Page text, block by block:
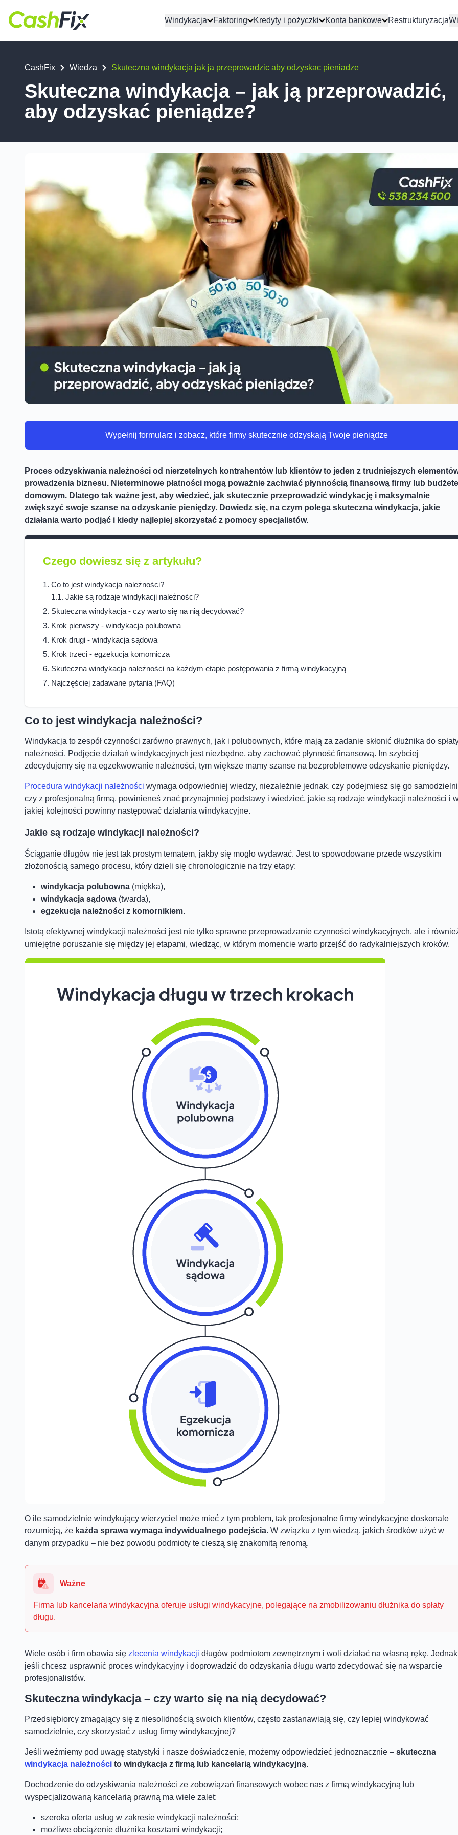
Windykacja Faktoring Kredyty i pożyczki Konta bankowe Restrukturyzacja
CashFix Wiedza Skuteczna windykacja jak ja przeprowadzic aby odzyskac pieniadze
Skuteczna windykacja – jak ją przeprowadzić,
aby odzyskać pieniądze?
Wypełnij formularz i zobacz, które firmy skutecznie odzyskają Twoje pieniądze
Proces odzyskiwania należności od nierzetelnych kontrahentów lub klientów to jeden z trudniejszych
prowadzenia biznesu. Nieterminowe płatności mogą poważnie zachwiać płynnością finansową firmy lub
domowym. Dlatego tak ważne jest, aby wiedzieć, jak skutecznie przeprowadzić windykację i maksymalnie
zwiększyć swoje szanse na odzyskanie pieniędzy. Dowiedz się, na czym polega skuteczna windykacja, jakie
działania warto podjąć i kiedy najlepiej skorzystać z pomocy specjalistów.
Czego dowiesz się z artykułu?
Co to jest windykacja należności?
Jakie są rodzaje windykacji należności?
Skuteczna windykacja - czy warto się na nią decydować?
Krok pierwszy - windykacja polubowna
Krok drugi - windykacja sądowa
Krok trzeci - egzekucja komornicza
Skuteczna windykacja należności na każdym etapie postępowania z firmą windykacyjną
Najczęściej zadawane pytania (FAQ)
Co to jest windykacja należności?
Windykacja to zespół czynności zarówno prawnych, jak i polubownych, które mają za zadanie skłonić dłużnika do
należności. Podjęcie działań windykacyjnych jest niezbędne, aby zachować płynność finansową. Im szybciej
zdecydujemy się na egzekwowanie należności, tym większe mamy szanse na bezproblemowe odzyskanie pieniędzy.
Procedura windykacji należności wymaga odpowiedniej wiedzy, niezależnie jednak, czy podejmiesz się go
czy z profesjonalną firmą, powinieneś znać przynajmniej podstawy i wiedzieć, jakie są rodzaje windykacji należności i
jakiej kolejności powinny następować działania windykacyjne.
Jakie są rodzaje windykacji należności?
Ściąganie długów nie jest tak prostym tematem, jakby się mogło wydawać. Jest to spowodowane przede wszystkim
złożonością samego procesu, który dzieli się chronologicznie na trzy etapy:
windykacja polubowna (miękka),
windykacja sądowa (twarda),
egzekucja należności z komornikiem.
Istotą efektywnej windykacji należności jest nie tylko sprawne przeprowadzanie czynności windykacyjnych, ale i
umiejętne poruszanie się między jej etapami, wiedząc, w którym momencie warto przejść do radykalniejszych kroków.
O ile samodzielnie windykujący wierzyciel może mieć z tym problem, tak profesjonalne firmy windykacyjne doskonale
rozumieją, że każda sprawa wymaga indywidualnego podejścia. W związku z tym wiedzą, jakich środków użyć w
danym przypadku – nie bez powodu podmioty te cieszą się znakomitą renomą.
Ważne
Firma lub kancelaria windykacyjna oferuje usługi windykacyjne, polegające na zmobilizowaniu dłużnika do spłaty
długu.
Wiele osób i firm obawia się zlecenia windykacji długów podmiotom zewnętrznym i woli działać na własną rękę. Jednak
jeśli chcesz usprawnić proces windykacyjny i doprowadzić do odzyskania długu warto zdecydować się na wsparcie
profesjonalistów.
Skuteczna windykacja – czy warto się na nią decydować?
Przedsiębiorcy zmagający się z niesolidnością swoich klientów, często zastanawiają się, czy lepiej windykować
samodzielnie, czy skorzystać z usług firmy windykacyjnej?
Jeśli weźmiemy pod uwagę statystyki i nasze doświadczenie, możemy odpowiedzieć jednoznacznie – skuteczna
windykacja należności to windykacja z firmą lub kancelarią windykacyjną.
Dochodzenie do odzyskiwania należności ze zobowiązań finansowych wobec nas z firmą windykacyjną lub
wyspecjalizowaną kancelarią prawną ma wiele zalet:
szeroka oferta usług w zakresie windykacji należności;
możliwe obciążenie dłużnika kosztami windykacji;